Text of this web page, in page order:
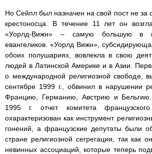
Но Сейпл был назначен на свой пост не за
крестоносца. В течение 11 лет он
«Уорлд-Вижн» – самую большую в
евангеликов. «Уорлд Вижн»,
обоих полушариях, вовлекла в свою
людей в Латинской Америке и в Азии.
о международной религиозной свободе,
сентябре 1999 г., обвинил в нарушении
Францию, Германию, Австрию и
1995 г. отчет комитета
охарактеризован как инструмент
гонений, а французские депутаты были
стране религиозной сегрегации, так как
невинных ассоциаций, которые теперь